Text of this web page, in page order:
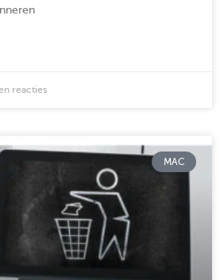
reacties
MAC